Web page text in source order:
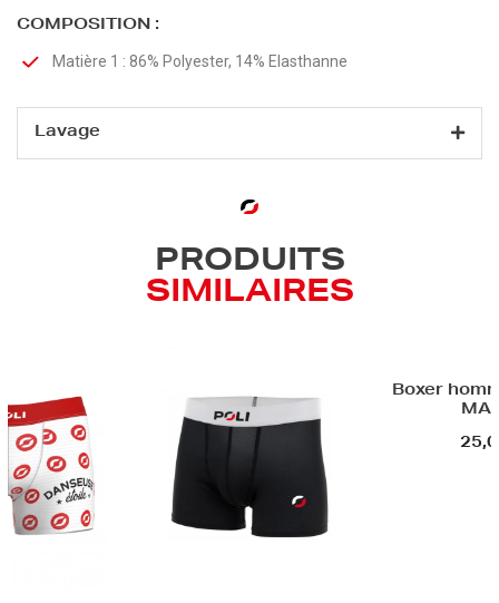
COMPOSITION :
Matière 1 : 86% Polyester, 14% Elasthanne
Lavage
PRODUITS
SIMILAIRES
Boxer homme -